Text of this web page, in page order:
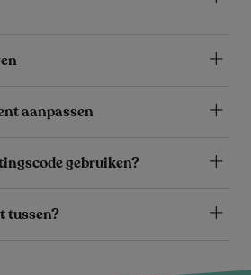
aanpassen
gebruiken?
tussen?